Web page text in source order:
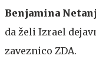
Benjamina
da želi Izrael
zaveznico ZDA.